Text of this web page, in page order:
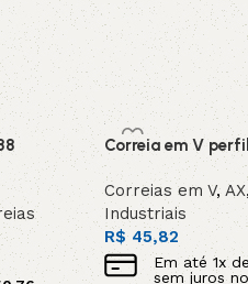
Correia em V
Correias em V,AX
Industriais
R$45,82
Em até1x
sem juros